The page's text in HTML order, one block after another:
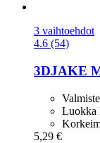
3 vaihtoehdot
4.6 (54)
3DJAKE
Luokka
5,29 €